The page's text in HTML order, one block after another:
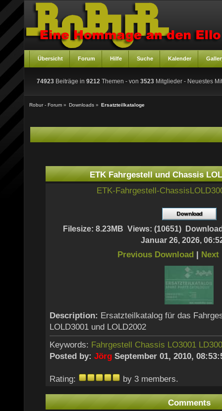
Übersicht Forum Hilfe Suche Kalender
74923 Beiträge in 9212 Themen - von 3523 Mitglieder - Neuestes
Robur - Forum » Downloads » Ersatzteilkataloge
ETK Fahrgestell und Chassis
ETK-Fahrgestell-
Filesize: 8.23MB Views: (10651)
Januar 26, 2026,
Previous Download | Next
Description: Ersatzteilkatalog für das
LOLD3001 und LOLD2002
Keywords: Fahrgestell Chassis LO3001
Posted by: JörgSeptember 01, 2010,
Rating: by 3 members.
Comments